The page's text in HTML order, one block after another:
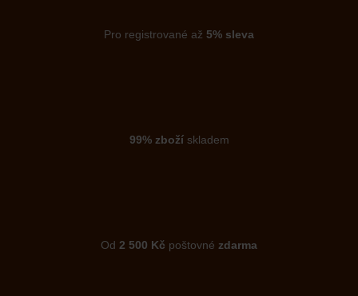
Pro registrované až 5% sleva
99% zbožískladem
Od 2 500 Kč poštovné zdarma